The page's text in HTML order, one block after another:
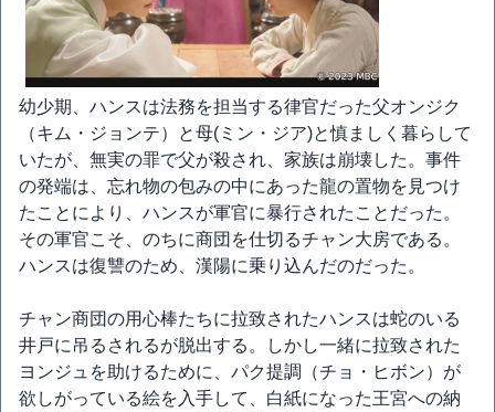
幼少期、ハンスは法務を担当する律官だった父オンジク
（キム・ジョンテ）と母(ミン・ジア)と慎ましく暮らして
いたが、無実の罪で父が殺され、家族は崩壊した。事件
の発端は、忘れ物の包みの中にあった龍の置物を見つけ
たことにより、ハンスが軍官に暴行されたことだった。
その軍官こそ、のちに商団を仕切るチャン大房である。
ハンスは復讐のため、漢陽に乗り込んだのだった。
チャン商団の用心棒たちに拉致されたハンスは蛇のいる
井戸に吊るされるが脱出する。しかし一緒に拉致された
ヨンジュを助けるために、パク提調（チョ・ヒボン）が
欲しがっている絵を入手して、白紙になった王宮への納